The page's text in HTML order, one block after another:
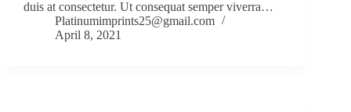
duis at consectetur. Ut consequat semper viverra…
Platinumimprints25@gmail.com
April 8, 2021